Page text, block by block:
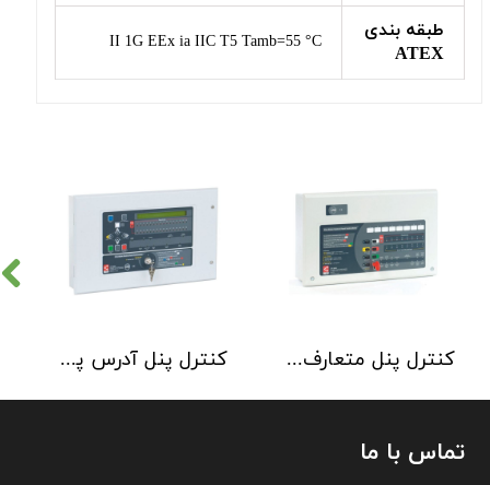
طبقه بندی
ATEX
II 1G EEx ia IIC T5 Tamb=55 °C
کنترل پنل آدرس پذیر C-TEC سری XFP دو لوپ 32 زون کنترل پنل متعارف C-TEC سری CFP 8 Zone
تماس با ما